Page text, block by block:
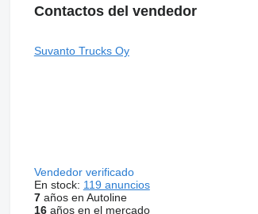
Contactos del vendedor
Suvanto Trucks Oy
Vendedor verificado
En stock: 119 anuncios
7años en Autoline
16años en el mercado